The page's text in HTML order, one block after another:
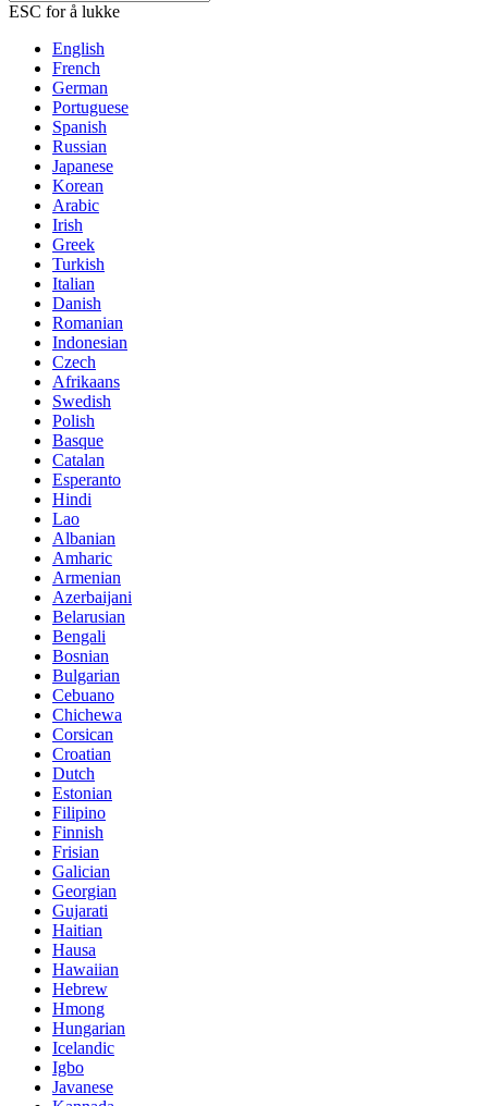
ESC for å lukke
English
French
German
Portuguese
Spanish
Russian
Japanese
Korean
Arabic
Irish
Greek
Turkish
Italian
Danish
Romanian
Indonesian
Czech
Afrikaans
Swedish
Polish
Basque
Catalan
Esperanto
Hindi
Lao
Albanian
Amharic
Armenian
Azerbaijani
Belarusian
Bengali
Bosnian
Bulgarian
Cebuano
Chichewa
Corsican
Croatian
Dutch
Estonian
Filipino
Finnish
Frisian
Galician
Georgian
Gujarati
Haitian
Hausa
Hawaiian
Hebrew
Hmong
Hungarian
Icelandic
Igbo
Javanese